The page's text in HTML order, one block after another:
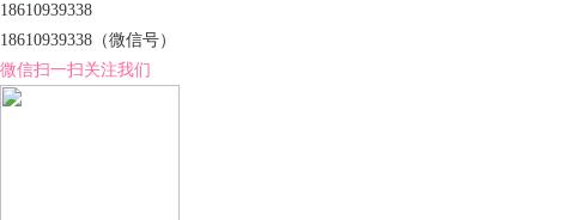
18610939338
18610939338 （微信号）
微信扫一扫关注我们